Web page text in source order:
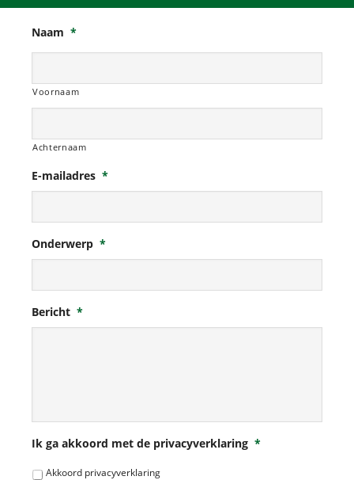
Naam *
Voornaam
Achternaam
E-mailadres *
Onderwerp *
Bericht *
Ik ga akkoord met de privacyverklaring *
Akkoord privacyverklaring